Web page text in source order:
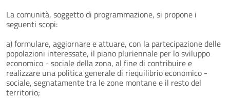
La comunità, soggetto di programmazione, si propone i
seguenti scopi:
a) formulare, aggiornare e attuare, con la partecipazione delle
popolazioni interessate, il piano pluriennale per lo sviluppo
economico - sociale della zona, al fine di contribuire e
realizzare una politica generale di riequilibrio economico -
sociale, segnatamente tra le zone montane e il resto del
territorio;